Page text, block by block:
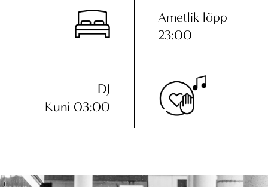
Ametlik lõpp
23:00
DJ
Kuni 03:00